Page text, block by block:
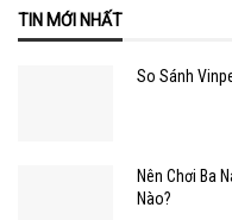
TIN MỚI NHẤT
So Sánh
Nên Chơi Ba
Nào?